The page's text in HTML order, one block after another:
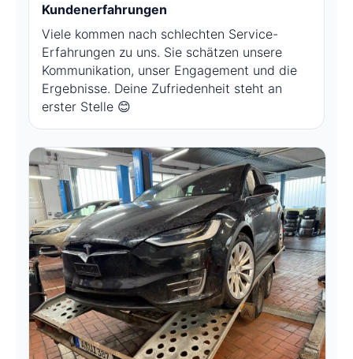
Kundenerfahrungen
Viele kommen nach schlechten Service-
Erfahrungen zu uns. Sie schätzen unsere
Kommunikation, unser Engagement und die
Ergebnisse. Deine Zufriedenheit steht an
erster Stelle 😊